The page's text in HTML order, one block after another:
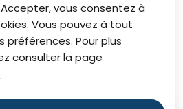
vous consentez à
Vous pouvez à tout
Pour plus
consulter la page
Champ de